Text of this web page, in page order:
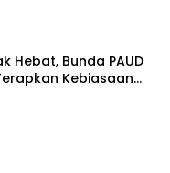
Hebat, Bunda PAUD
Kebiasaan